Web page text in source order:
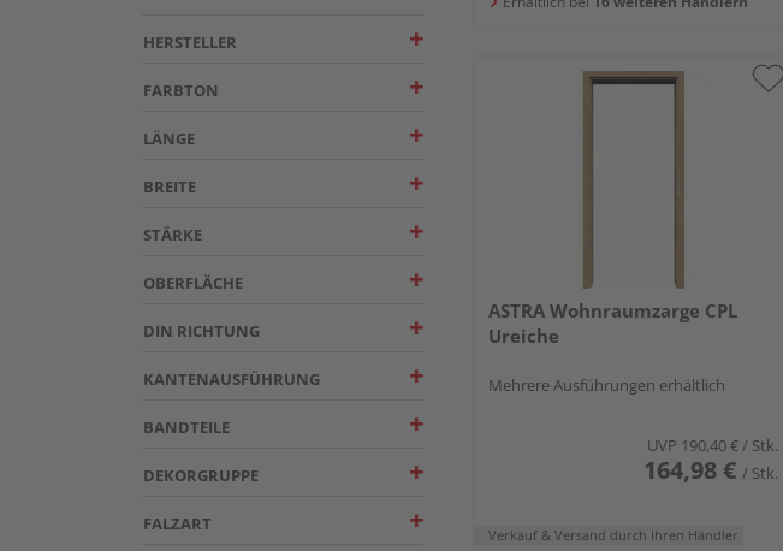
HERSTELLER
FARBTON
LÄNGE
BREITE
STÄRKE
OBERFLÄCHE
DIN RICHTUNG
KANTENAUSFÜHRUNG
BANDTEILE
DEKORGRUPPE
FALZART
ASTRA Wohnraumzarge CPL
Ureiche
Mehrere Ausführungen erhältlich
UVP 190,40 €/ Stk.
164,98 € / Stk.
Verkauf & Versand durch Ihren Händler